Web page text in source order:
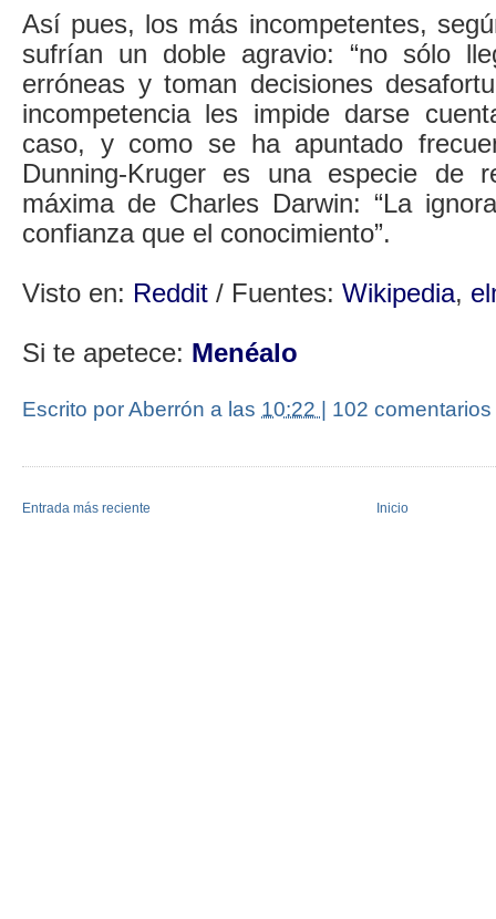
Así pues, los más incompetentes,
sufrían un doble agravio: “no sólo
erróneas y toman decisiones
incompetencia les impide darse
caso, y como se ha apuntado
Dunning-Kruger es una especie de
máxima de Charles Darwin: “La
confianza que el conocimiento”.
Visto en: Reddit / Fuentes: Wikipedia,
Si te apetece: Menéalo
Escrito por Aberrón a las 10:22 | 102 comentarios
Entrada más reciente Inicio